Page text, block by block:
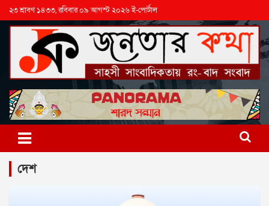
২৩ শ্রাবণ ১৪৩৩, রবিবার ০৯ আগস্ট ২০২৬ ই-পোর্টাল
দেশ